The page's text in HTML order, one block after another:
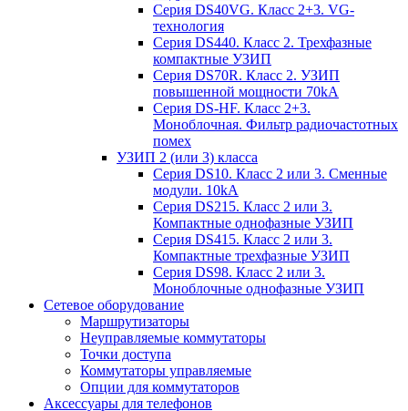
Серия DS40VG. Класс 2+3. VG-
технология
Серия DS440. Класс 2. Трехфазные
компактные УЗИП
Серия DS70R. Класс 2. УЗИП
повышенной мощности 70kA
Серия DS-HF. Класс 2+3.
Моноблочная. Фильтр радиочастотных
помех
УЗИП 2 (или 3) класса
Серия DS10. Класс 2 или 3. Сменные
модули. 10kA
Серия DS215. Класс 2 или 3.
Компактные однофазные УЗИП
Серия DS415. Класс 2 или 3.
Компактные трехфазные УЗИП
Серия DS98. Класс 2 или 3.
Моноблочные однофазные УЗИП
Сетевое оборудование
Маршрутизаторы
Неуправляемые коммутаторы
Точки доступа
Коммутаторы управляемые
Опции для коммутаторов
Аксессуары для телефонов